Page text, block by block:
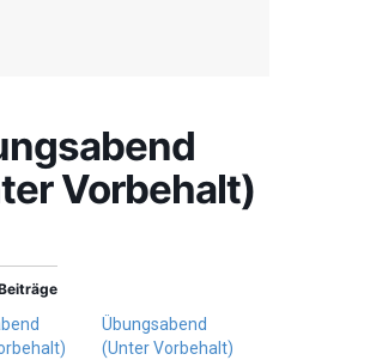
Vorbehalt)
Übungsabend
(Unter Vorbehalt)